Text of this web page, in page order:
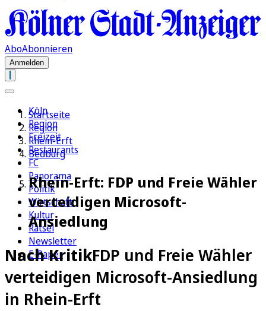
AboAbonnieren
Anmelden
Köln
Region
Freizeit
Restaurants
FC
Panorama
Politik
Wirtschaft
Kultur
Rätsel
Newsletter
E-Paper
Startseite
Region
Rhein-Erft
Bedburg
Rhein-Erft: FDP und Freie Wähler
verteidigen Microsoft-
Ansiedlung
Nach KritikFDP und Freie Wähler
verteidigen Microsoft-Ansiedlung
in Rhein-Erft